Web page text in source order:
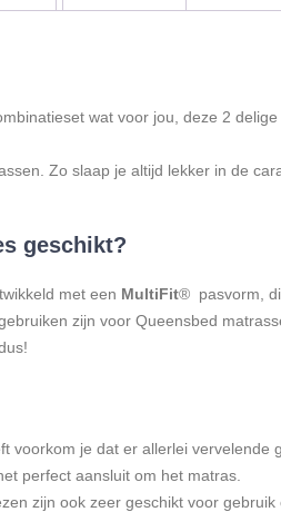
wat voor jou, deze 2
Zo slaap je altijd lekker in de
geschikt?
met een MultiFit® pasvorm,
zijn voor Queensbed
voorkom je dat er allerlei vervelende
perfect aansluit om het matras.
zijn ook zeer geschikt voor gebruik